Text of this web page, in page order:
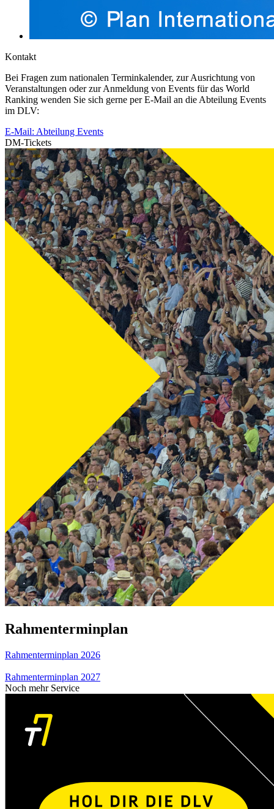
Kontakt
Bei Fragen zum nationalen Terminkalender, zur Ausrichtung von
Veranstaltungen oder zur Anmeldung von Events für das World
Ranking wenden Sie sich gerne per E-Mail an die Abteilung Events
im DLV:
E-Mail: Abteilung Events
DM-Tickets
Rahmenterminplan
Rahmenterminplan 2026
Rahmenterminplan 2027
Noch mehr Service